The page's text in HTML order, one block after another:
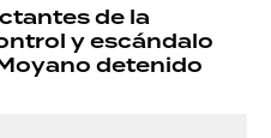
de la
y escándalo
detenido